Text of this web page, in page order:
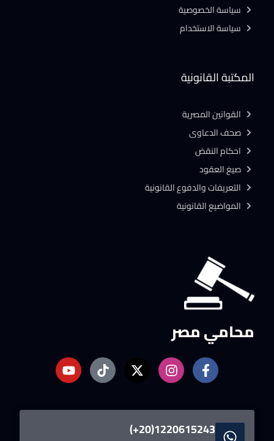
محامي مصر
1220615243(20+)
المكتبة القانونية
القوانين المصرية
صحف الدعاوى
احكام النقض
صيغ العقود
التعريفات والدفوع القانونية
المواضيع القانونية
سياسة الخصوصية
سياسة الاستخدام